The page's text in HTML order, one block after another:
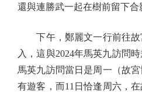
還與連勝武一起在樹前留下合
下午，鄭麗文一行前往故
入，這與2024年馬英九訪問
馬英九訪問當日是周一（故
有遊客，而11日恰逢周六，